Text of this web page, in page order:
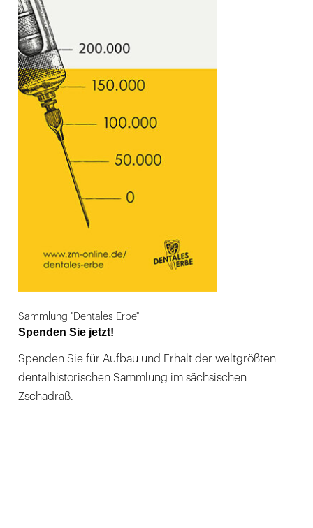
Sammlung "Dentales Erbe"
Spenden Sie jetzt!
Spenden Sie für Aufbau und Erhalt der weltgrößten
dentalhistorischen Sammlung im sächsischen
Zschadraß.